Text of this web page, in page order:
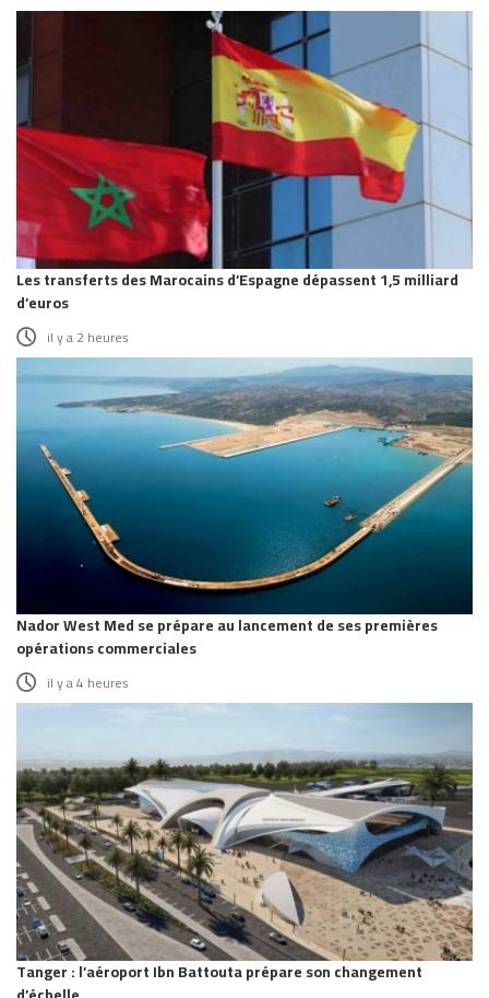
Les transferts des Marocains d’Espagne dépassent 1,5 milliard
d’euros
il y a 2 heures
Nador West Med se prépare au lancement de ses premières
opérations commerciales
il y a 4 heures
Tanger : l’aéroport Ibn Battouta prépare son changement